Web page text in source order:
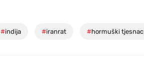
#indija #iranrat #hormuški tjesnac